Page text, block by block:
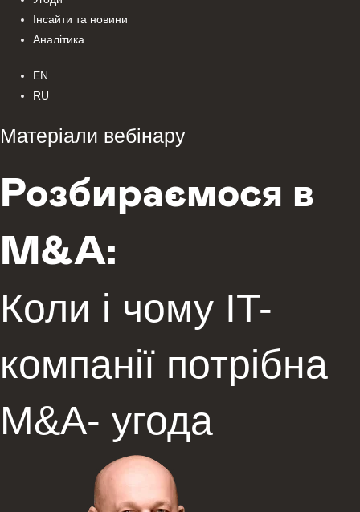
Інсайти та новини
Аналітика
EN
RU
Матеріали вебінару
Розбираємося в
M&A:
Коли і чому IT-
компанії потрібна
M&A- угода